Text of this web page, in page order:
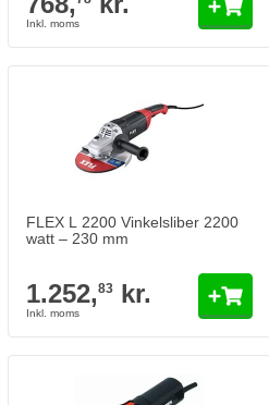
FLEX L 2200 Vinkelsliber 2200
watt – 230 mm
1.252,83 kr.